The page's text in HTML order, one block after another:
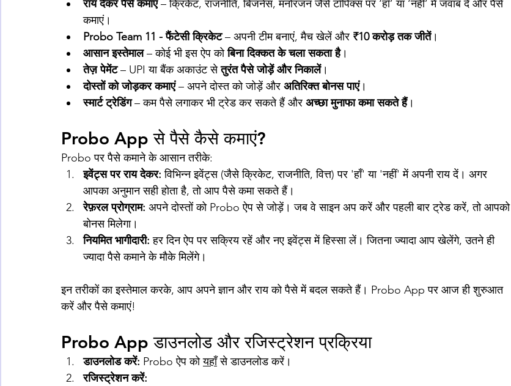
राय देकर पैसे कमाएं – क्रिकेट, राजनीति, बिजनेस, मनोरंजन जैसे टॉपिक्स पर ‘हाँ’ या ‘नहीं’ में जवाब दें और पैसे
कमाएं।
Probo Team 11 - फैंटेसी क्रिकेट – अपनी टीम बनाएं, मैच खेलें और ₹10 करोड़ तक जीतें।
आसान इस्तेमाल – कोई भी इस ऐप को बिना दिक्कत के चला सकता है।
तेज़ पेमेंट – UPI या बैंक अकाउंट से तुरंत पैसे जोड़ें और निकालें।
दोस्तों को जोड़कर कमाएं – अपने दोस्त को जोड़ें और अतिरिक्त बोनस पाएं।
स्मार्ट ट्रेडिंग – कम पैसे लगाकर भी ट्रेड कर सकते हैं और अच्छा मुनाफा कमा सकते हैं।
Probo App से पैसे कैसे कमाएं?
Probo पर पैसे कमाने के आसान तरीके:
इवेंट्स पर राय देकर: विभिन्न इवेंट्स (जैसे क्रिकेट, राजनीति, वित्त) पर 'हाँ' या 'नहीं' में अपनी राय दें। अगर
आपका अनुमान सही होता है, तो आप पैसे कमा सकते हैं।
रेफ़रल प्रोग्राम: अपने दोस्तों को Probo ऐप से जोड़ें। जब वे साइन अप करें और पहली बार ट्रेड करें, तो आपको
बोनस मिलेगा।
नियमित भागीदारी: हर दिन ऐप पर सक्रिय रहें और नए इवेंट्स में हिस्सा लें। जितना ज्यादा आप खेलेंगे, उतने ही
ज्यादा पैसे कमाने के मौके मिलेंगे।
इन तरीकों का इस्तेमाल करके, आप अपने ज्ञान और राय को पैसे में बदल सकते हैं। Probo App पर आज ही शुरुआत
करें और पैसे कमाएं!
Probo App डाउनलोड और रजिस्ट्रेशन प्रक्रिया
डाउनलोड करें: Probo ऐप को यहाँ से डाउनलोड करें।
रजिस्ट्रेशन करें: